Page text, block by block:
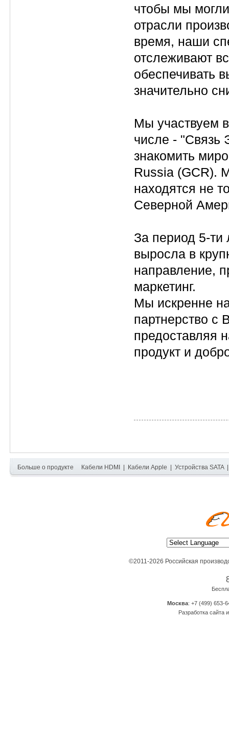
чтобы мы
отрасли
время, наши
отслеживают
обеспечивать
значительно
Мы участвуем
числе - "Связь
знакомить
Russia (GCR).
находятся не
Северной
За период 5-ти
выросла в
направление,
маркетинг.
Мы искренне
партнерство с
предоставляя
продукт и
Больше о продукте Кабели HDMI Кабели Apple Устройства SATA
©2011-2026 Российская
Москва: +7 (499) 653-
Разработка сайта